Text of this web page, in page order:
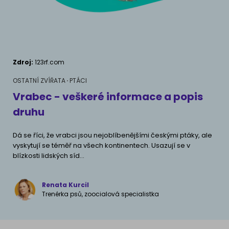
Pamlsky a doplňky stravy
Chování
Školení
Jak pochopit psa
Štěně v domě
Výživové poradenství
MÁM KOČKU
Jak rozumět kočce
Život s kočkou
Kotě doma
Školení
Příslušenství pro kočky
AKVARIJNÍ RYBY
Zdroj: 123rf.com
OSTATNÍ ZVÍŘATA PTÁCI
Vrabec - veškeré informace a popis
druhu
Dá se říci, že vrabci jsou nejoblíbenějšími českými ptáky, ale
vyskytují se téměř na všech kontinentech. Usazují se v
blízkosti lidských síd...
Renata Kurcil
Trenérka psů, zoocialová specialistka